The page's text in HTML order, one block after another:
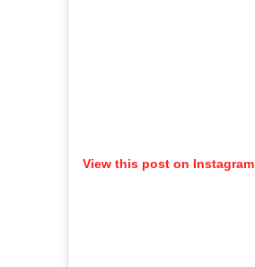
View this post on Instagram